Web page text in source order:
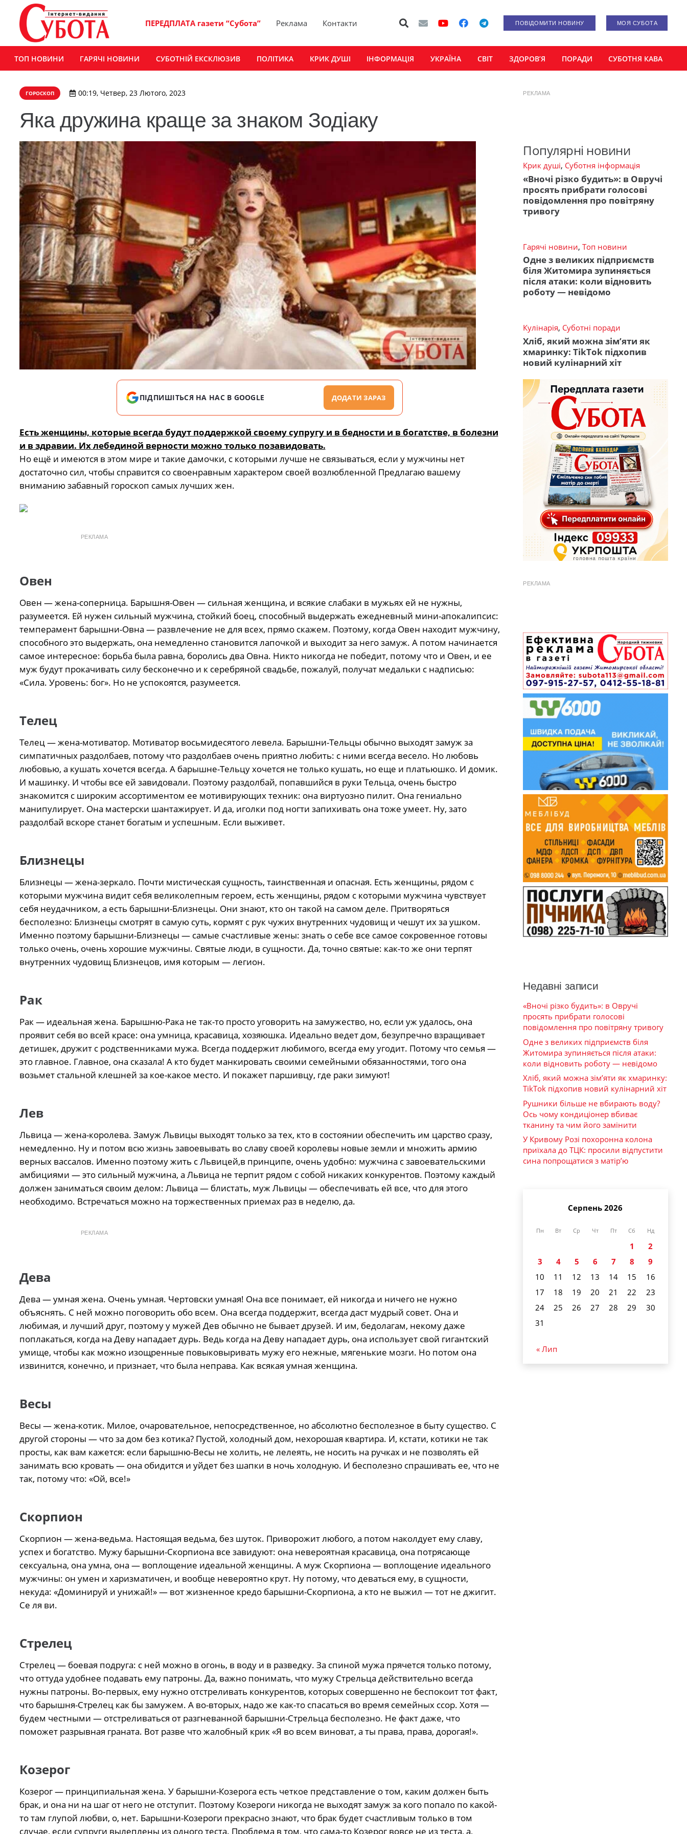
ПЕРЕДПЛАТА газети “Субота” Реклама Контакти ПОВІДОМИТИ НОВИНУ МОЯ СУБОТА
ТОП НОВИНИ ГАРЯЧІ НОВИНИ СУБОТНІЙ ЕКСКЛЮЗИВ ПОЛІТИКА КРИК ДУШІ ІНФОРМАЦІЯ УКРАЇНА СВІТ ЗДОРОВ’Я ПОРАДИ СУБОТНЯ КАВА
ГОРОСКОП 00:19, Четвер, 23 Лютого, 2023
Яка дружина краще за знаком Зодіаку
ПІДПИШІТЬСЯ НА НАС В GOOGLE ДОДАТИ ЗАРАЗ
Есть женщины, которые всегда будут поддержкой своему супругу и в бедности и в богатстве, в болезни
и в здравии. Их лебединой верности можно только позавидовать.
Но ещё и имеются в этом мире и такие дамочки, с которыми лучше не связываться, если у мужчины нет
достаточно сил, чтобы справится со своенравным характером своей возлюбленной Предлагаю вашему
вниманию забавный гороскоп самых лучших жен.
РЕКЛАМА
Овен
Овен — жена-соперница. Барышня-Овен — сильная женщина, и всякие слабаки в мужьях ей не нужны,
разумеется. Ей нужен сильный мужчина, стойкий боец, способный выдержать ежедневный мини-апокалипсис:
темперамент барышни-Овна — развлечение не для всех, прямо скажем. Поэтому, когда Овен находит мужчину,
способного это выдержать, она немедленно становится лапочкой и выходит за него замуж. А потом начинается
самое интересное: борьба была равна, боролись два Овна. Никто никогда не победит, потому что и Овен, и ее
муж будут прокачивать силу бесконечно и к серебряной свадьбе, пожалуй, получат медальки с надписью:
«Сила. Уровень: бог». Но не успокоятся, разумеется.
Телец
Телец — жена-мотиватор. Мотиватор восьмидесятого левела. Барышни-Тельцы обычно выходят замуж за
симпатичных раздолбаев, потому что раздолбаев очень приятно любить: с ними всегда весело. Но любовь
любовью, а кушать хочется всегда. А барышне-Тельцу хочется не только кушать, но еще и платьюшко. И домик.
И машинку. И чтобы все ей завидовали. Поэтому раздолбай, попавшийся в руки Тельца, очень быстро
знакомится с широким ассортиментом ее мотивирующих техник: она виртуозно пилит. Она гениально
манипулирует. Она мастерски шантажирует. И да, иголки под ногти запихивать она тоже умеет. Ну, зато
раздолбай вскоре станет богатым и успешным. Если выживет.
Близнецы
Близнецы — жена-зеркало. Почти мистическая сущность, таинственная и опасная. Есть женщины, рядом с
которыми мужчина видит себя великолепным героем, есть женщины, рядом с которыми мужчина чувствует
себя неудачником, а есть барышни-Близнецы. Они знают, кто он такой на самом деле. Притворяться
бесполезно: Близнецы смотрят в самую суть, кормят с рук чужих внутренних чудовищ и чешут их за ушком.
Именно поэтому барышни-Близнецы — самые счастливые жены: знать о себе все самое сокровенное готовы
только очень, очень хорошие мужчины. Святые люди, в сущности. Да, точно святые: как-то же они терпят
внутренних чудовищ Близнецов, имя которым — легион.
Рак
Рак — идеальная жена. Барышню-Рака не так-то просто уговорить на замужество, но, если уж удалось, она
проявит себя во всей красе: она умница, красавица, хозяюшка. Идеально ведет дом, безупречно взращивает
детишек, дружит с родственниками мужа. Всегда поддержит любимого, всегда ему угодит. Потому что семья —
это главное. Главное, она сказала! А кто будет манкировать своими семейными обязанностями, того она
возьмет стальной клешней за кое-какое место. И покажет паршивцу, где раки зимуют!
Лев
Львица — жена-королева. Замуж Львицы выходят только за тех, кто в состоянии обеспечить им царство сразу,
немедленно. Ну и потом всю жизнь завоевывать во славу своей королевы новые земли и множить армию
верных вассалов. Именно поэтому жить с Львицей,в принципе, очень удобно: мужчина с завоевательскими
амбициями — это сильный мужчина, а Львица не терпит рядом с собой никаких конкурентов. Поэтому каждый
должен заниматься своим делом: Львица — блистать, муж Львицы — обеспечивать ей все, что для этого
необходимо. Встречаться можно на торжественных приемах раз в неделю, да.
РЕКЛАМА
Дева
Дева — умная жена. Очень умная. Чертовски умная! Она все понимает, ей никогда и ничего не нужно
объяснять. С ней можно поговорить обо всем. Она всегда поддержит, всегда даст мудрый совет. Она и
любимая, и лучший друг, поэтому у мужей Дев обычно не бывает друзей. И им, бедолагам, некому даже
поплакаться, когда на Деву нападает дурь. Ведь когда на Деву нападает дурь, она использует свой гигантский
умище, чтобы как можно изощренные повыковыривать мужу его нежные, мягенькие мозги. Но потом она
извинится, конечно, и признает, что была неправа. Как всякая умная женщина.
Весы
Весы — жена-котик. Милое, очаровательное, непосредственное, но абсолютно бесполезное в быту существо. С
другой стороны — что за дом без котика? Пустой, холодный дом, нехорошая квартира. И, кстати, котики не так
просты, как вам кажется: если барышню-Весы не холить, не лелеять, не носить на ручках и не позволять ей
занимать всю кровать — она обидится и уйдет без шапки в ночь холодную. И бесполезно спрашивать ее, что не
так, потому что: «Ой, все!»
Скорпион
Скорпион — жена-ведьма. Настоящая ведьма, без шуток. Приворожит любого, а потом наколдует ему славу,
успех и богатство. Мужу барышни-Скорпиона все завидуют: она невероятная красавица, она потрясающе
сексуальна, она умна, она — воплощение идеальной женщины. А муж Скорпиона — воплощение идеального
мужчины: он умен и харизматичен, и вообще невероятно крут. Ну потому, что деваться ему, в сущности,
некуда: «Доминируй и унижай!» — вот жизненное кредо барышни-Скорпиона, а кто не выжил — тот не джигит.
Се ля ви.
Стрелец
Стрелец — боевая подруга: с ней можно в огонь, в воду и в разведку. За спиной мужа прячется только потому,
что оттуда удобнее подавать ему патроны. Да, важно понимать, что мужу Стрельца действительно всегда
нужны патроны. Во‑первых, ему нужно отстреливать конкурентов, которых совершенно не беспокоит тот факт,
что барышня-Стрелец как бы замужем. А во-вторых, надо же как-то спасаться во время семейных ссор. Хотя —
будем честными — отстреливаться от разгневанной барышни-Стрельца бесполезно. Не факт даже, что
поможет разрывная граната. Вот разве что жалобный крик «Я во всем виноват, а ты права, права, дорогая!».
Козерог
Козерог — принципиальная жена. У барышни-Козерога есть четкое представление о том, каким должен быть
брак, и она ни на шаг от него не отступит. Поэтому Козероги никогда не выходят замуж за кого попало по какой-
то там глупой любви, о, нет. Барышни-Козероги прекрасно знают, что брак будет счастливым только в том
случае, если супруги вылеплены из одного теста. Проблема в том, что сама-то Козерог вовсе не из теста, а,
РЕКЛАМА
Популярні новини
Крик душі, Суботня інформація
«Вночі різко будить»: в Овручі
просять прибрати голосові
повідомлення про повітряну
тривогу
Гарячі новини, Топ новини
Одне з великих підприємств
біля Житомира зупиняється
після атаки: коли відновить
роботу — невідомо
Кулінарія, Суботні поради
Хліб, який можна зім’яти як
хмаринку: TikTok підхопив
новий кулінарний хіт
РЕКЛАМА
Недавні записи
«Вночі різко будить»: в Овручі
просять прибрати голосові
повідомлення про повітряну тривогу
Одне з великих підприємств біля
Житомира зупиняється після атаки:
коли відновить роботу — невідомо
Хліб, який можна зім’яти як хмаринку:
TikTok підхопив новий кулінарний хіт
Рушники більше не вбирають воду?
Ось чому кондиціонер вбиває
тканину та чим його замінити
У Кривому Розі похоронна колона
приїхала до ТЦК: просили відпустити
сина попрощатися з матір’ю
Серпень 2026
Пн Вт Ср Чт Пт Сб Нд
1
2
3
4 5 6 7 8
9
10
11 12 13 14 15
16
17
18 19 20 21 22
23
24
25 26 27 28 29
30
31
« Лип